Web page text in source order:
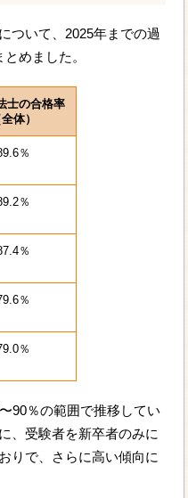
ついて、2025年までの過
めました。
士の合格率
全体）
％
％
％
％
％
90％の範囲で推移してい
、受験者を新卒者のみに
りで、さらに高い傾向に